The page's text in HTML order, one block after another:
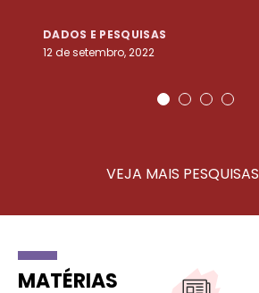
DADOS E PESQUISAS
12 de setembro, 2022
VEJA MAIS PESQUISAS
MATÉRIAS